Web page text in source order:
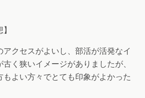
アクセスがよいし、部活が活発なイ
く狭いイメージがありましたが、
よい方々でとても印象がよかった